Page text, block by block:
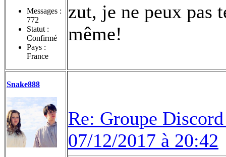
Messages :
772
Statut :
Confirmé
Pays :
France
zut, je ne peux pas
même!
Snake888
Re: Groupe
07/12/2017 à 20:42